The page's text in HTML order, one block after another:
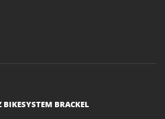
BIKESYSTEM BRACKEL